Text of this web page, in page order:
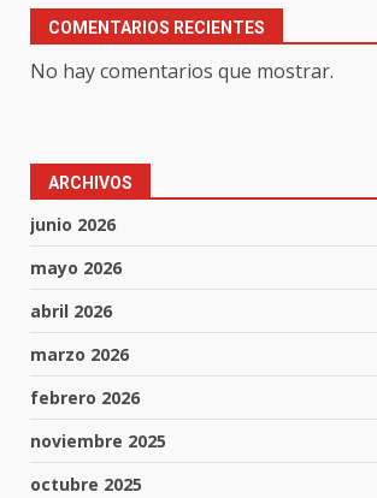
COMENTARIOS RECIENTES
No hay comentarios que mostrar.
ARCHIVOS
junio 2026
mayo 2026
abril 2026
marzo 2026
febrero 2026
noviembre 2025
octubre 2025